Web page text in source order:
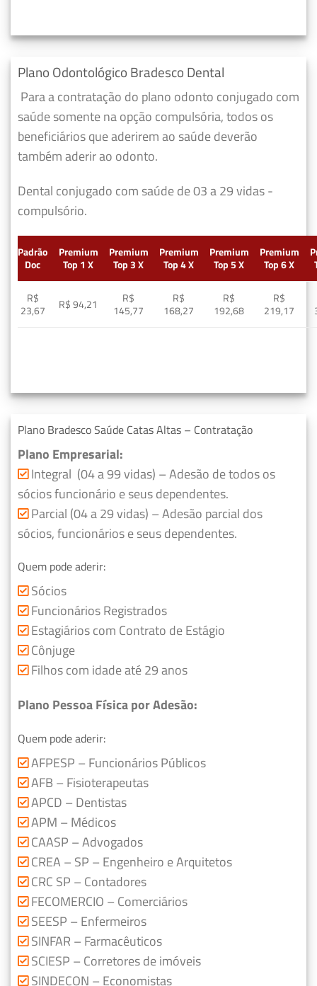
Plano Odontológico Bradesco Dental
Para a contratação do plano odonto conjugado com
saúde somente na opção compulsória, todos os
beneficiários que aderirem ao saúde deverão
também aderir ao odonto.
Dental conjugado com saúde de 03 a 29 vidas -
compulsório.
Padrão
Doc
Premium
Top 1 X
Premium
Top 3 X
Premium
Top 4 X
Premium
Top 5 X
Premium
Top 6 X
R$
23,67
R$ 94,21
R$
145,77
R$
168,27
R$
192,68
R$
219,17
Plano Bradesco Saúde Catas Altas – Contratação
Plano Empresarial:
Integral (04 a 99 vidas) – Adesão de todos os
sócios funcionário e seus dependentes.
Parcial (04 a 29 vidas) – Adesão parcial dos
sócios, funcionários e seus dependentes.
Quem pode aderir:
Sócios
Funcionários Registrados
Estagiários com Contrato de Estágio
Cônjuge
Filhos com idade até 29 anos
Plano Pessoa Física por Adesão:
Quem pode aderir:
AFPESP – Funcionários Públicos
AFB – Fisioterapeutas
APCD – Dentistas
APM – Médicos
CAASP – Advogados
CREA – SP – Engenheiro e Arquitetos
CRC SP – Contadores
FECOMERCIO – Comerciários
SEESP – Enfermeiros
SINFAR – Farmacêuticos
SCIESP – Corretores de imóveis
SINDECON – Economistas